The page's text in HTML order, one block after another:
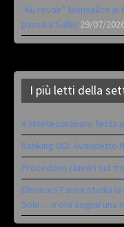
“Au revoir” Monselice
passa a Gallio 29/07/
I più letti della
A Montecoronaro festa
Ranking UCI: Avondetto
Procedono i lavori sul
Eleonora Farina studia
Sole… e ora sogno una